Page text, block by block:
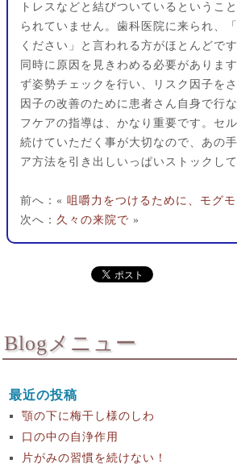
トレスなどと結びついているというこ
られていません。歯科医院に来られ、
ください」と言われる方がほとんどで
同時に原因を見きわめる必要がありま
ず姿勢チェックを行い、リスク因子を
因子の改善のために患者さん自身で行
フケアの指導は、かなり重要です。セ
続けていただく事が大切なので、あの
ア方法を引き出しいっぱいストックし
前へ：« 咀嚼力をつけるために、モグ
次へ： 久々の来院で »
Blogメニュー
最近の投稿
顎の下に梅干し様のしわ
口の中の自浄作用
片がみの習慣を続けない！